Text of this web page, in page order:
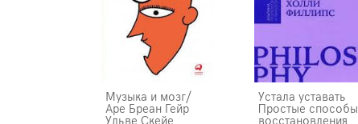
Музыка и мозг/
Аре Бреан Гейр
Ульве Скейе
Устала уставать
Простые способы
восстановления